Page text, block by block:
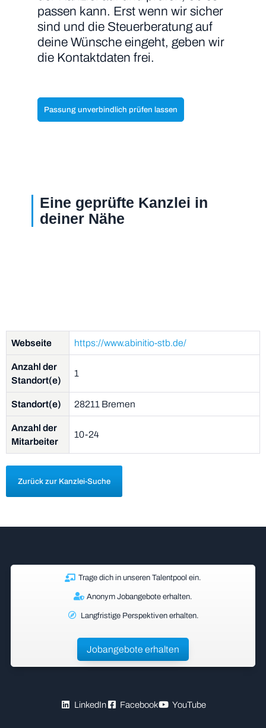
passen kann. Erst wenn wir sicher
sind und die Steuerberatung auf
deine Wünsche eingeht, geben wir
die Kontaktdaten frei.
Passung unverbindlich prüfen lassen
Eine geprüfte Kanzlei in
deiner Nähe
Webseite https://www.abinitio-stb.de/
Anzahl der
Standort(e)
1
Standort(e) 28211 Bremen
Anzahl der
Mitarbeiter
10-24
Zurück zur Kanzlei-Suche
Trage dich in unseren Talentpool ein.
Anonym Jobangebote erhalten.
Langfristige Perspektiven erhalten.
Jobangebote erhalten
LinkedIn Facebook YouTube